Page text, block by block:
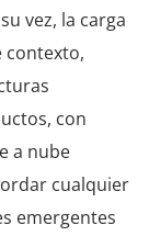
vez, la carga
contexto,
con
a nube
cualquier
emergentes